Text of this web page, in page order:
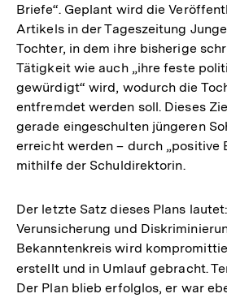
Briefe“. Geplant wird die
Artikels in der Tageszeitung
Tochter, in dem ihre bisherige
Tätigkeit wie auch „ihre feste
gewürdigt“ wird, wodurch die
entfremdet werden soll. Dieses
gerade eingeschulten jüngeren
erreicht werden – durch „positive
mithilfe der Schuldirektorin.
Der letzte Satz dieses Plans
Verunsicherung und
Bekanntenkreis wird
erstellt und in Umlauf gebracht.
Der Plan blieb erfolglos, er war